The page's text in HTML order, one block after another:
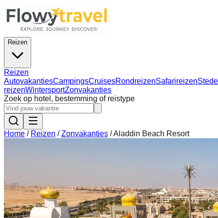
Reizen
Reizen
AutovakantiesCampingsCruisesRondreizenSafarireizen
reizenWintersportZonvakanties
Zoek op hotel, bestemming of reistype
Home / Reizen /Zonvakanties /Aladdin Beach Resort